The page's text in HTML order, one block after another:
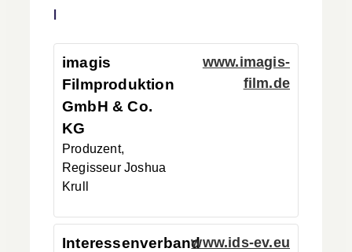
I
imagis
Filmproduktion
GmbH & Co.
KG
Produzent,
Regisseur Joshua
Krull
www.imagis-
film.de
Interessenverbandwww.ids-ev.eu